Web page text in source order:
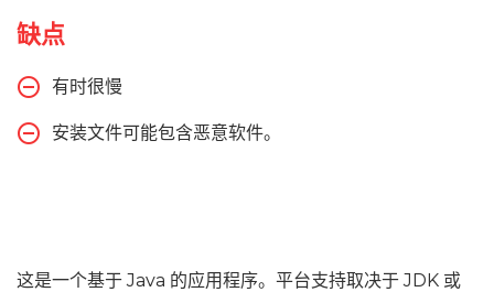
缺点
有时很慢
安装文件可能包含恶意软件。
这是一个基于 Java 的应用程序。平台支持取决于 JDK 或